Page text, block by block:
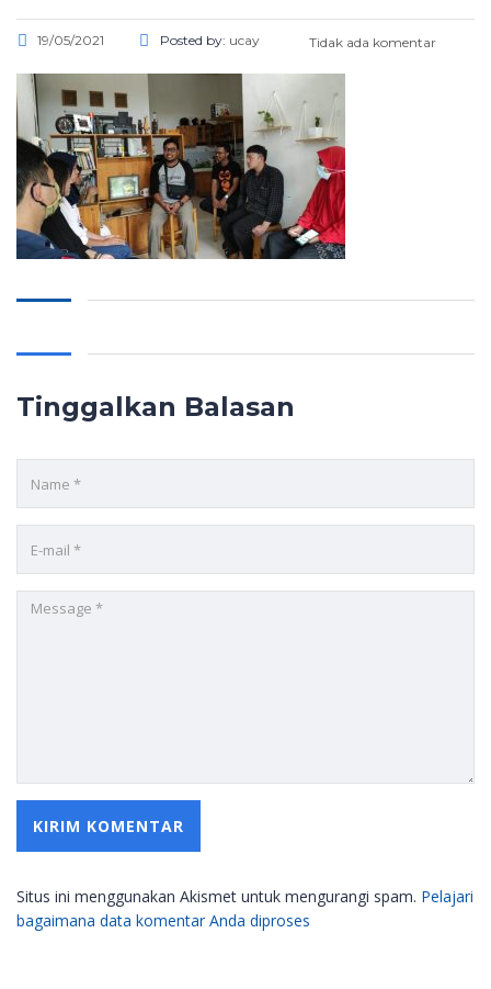
19/05/2021 Posted by: ucay Tidak ada komentar
Tinggalkan Balasan
Situs ini menggunakan Akismet untuk mengurangi spam. Pelajari
bagaimana data komentar Anda diproses